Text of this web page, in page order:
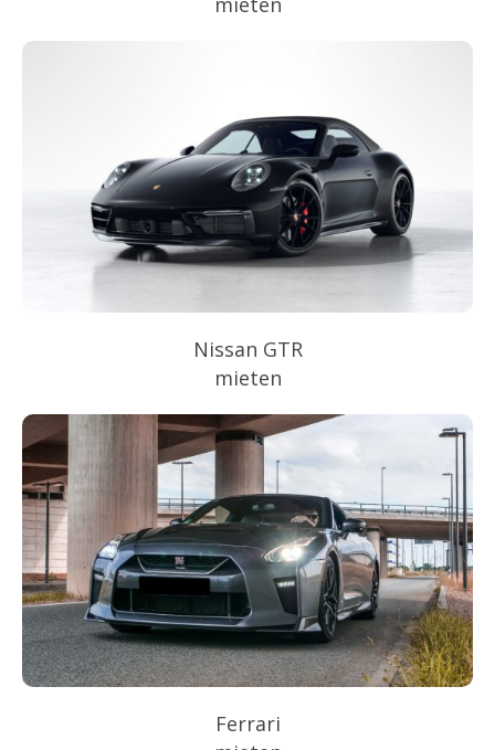
Nissan GTR
mieten
Ferrari